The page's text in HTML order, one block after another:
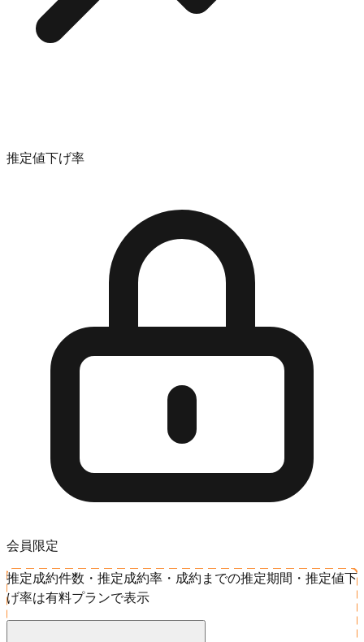
推定値下げ率
会員限定
推定成約件数・推定成約率・成約までの推定期間・推定値下
げ率は有料プランで表示